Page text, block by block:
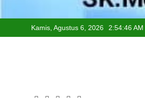
Kamis, Agustus 6, 2026 2:54:47 AM